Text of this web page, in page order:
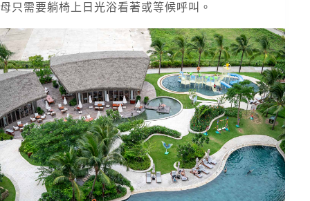
母只需要躺椅上日光浴看著或等候呼叫。